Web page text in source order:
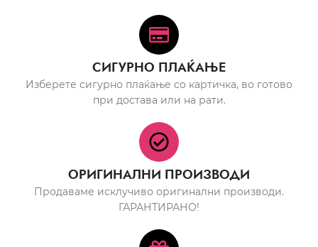
СИГУРНО ПЛАЌАЊЕ
Изберете сигурно плаќање со картичка, во готово
при достава или на рати.
ОРИГИНАЛНИ ПРОИЗВОДИ
Продаваме исклучиво оригинални производи.
ГАРАНТИРАНО!